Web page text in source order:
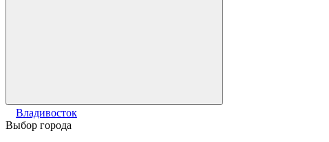
Владивосток
Выбор города